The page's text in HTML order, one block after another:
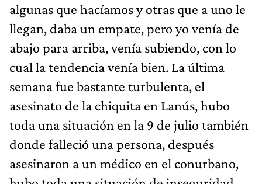
algunas que hacíamos y otras que a uno le
llegan, daba un empate, pero yo venía de
abajo para arriba, venía subiendo, con lo
cual la tendencia venía bien. La última
semana fue bastante turbulenta, el
asesinato de la chiquita en Lanús, hubo
toda una situación en la 9 de julio también
donde falleció una persona, después
asesinaron a un médico en el conurbano,